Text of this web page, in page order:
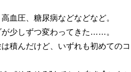
血圧、糖尿病などなどなど。
少しずつ変わってきた……。
積んだけど、いずれも初めての